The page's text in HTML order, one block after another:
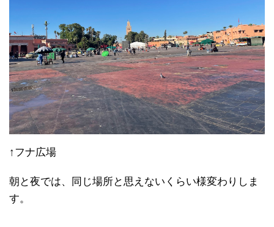
↑フナ広場
朝と夜では、同じ場所と思えないくらい様変わりしま
す。